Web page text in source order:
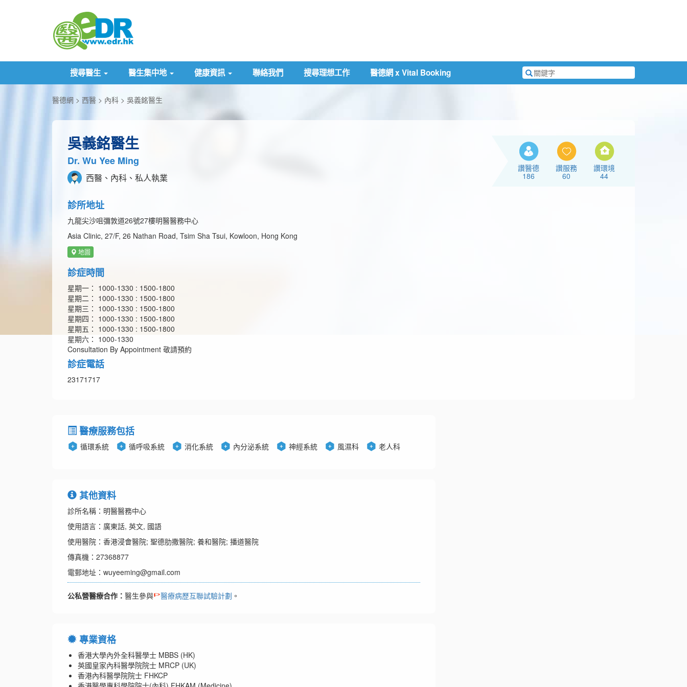
搜尋醫生 醫生集中地 健康資訊 聯絡我們 搜尋理想工作 醫德網 x Vital Booking
搜
尋
醫德網 西醫 內科 吳義銘醫生
吳義銘醫生
Dr. Wu Yee Ming
西醫、內科、私人執業
診所地址
九龍尖沙咀彌敦道26號27樓明醫醫務中心
Asia Clinic, 27/F, 26 Nathan Road, Tsim Sha Tsui, Kowloon, Hong Kong
地圖
診症時間
星期一： 1000-1330 : 1500-1800
星期二： 1000-1330 : 1500-1800
星期三： 1000-1330 : 1500-1800
星期四： 1000-1330 : 1500-1800
星期五： 1000-1330 : 1500-1800
星期六： 1000-1330
Consultation By Appointment 敬請預約
診症電話
23171717
讚醫德
186
讚服務
60
讚環境
44
醫療服務包括
循環系統 循呼吸系統 消化系統 內分泌系統 神經系統 風濕科 老人科
其他資料
診所名稱：明醫醫務中心
使用語言：廣東話, 英文, 國語
使用醫院：香港浸會醫院; 聖德肋撒醫院; 養和醫院; 播道醫院
傳真機：27368877
電郵地址：wuyeeming@gmail.com
公私營醫療合作： 醫生參與 醫療病歷互聯試驗計劃 。
專業資格
香港大學內外全科醫學士 MBBS (HK)
英國皇家內科醫學院院士 MRCP (UK)
香港內科醫學院院士 FHKCP